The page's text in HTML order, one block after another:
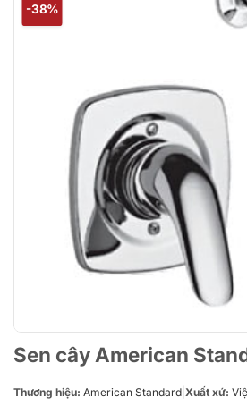
-38%
Sen cây American
Thương hiệu: American Standard Xuất xứ: